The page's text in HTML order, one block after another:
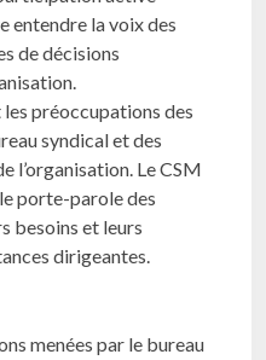
entendre la voix des
de décisions
préoccupations des
syndical et des
l’organisation. Le CSM
porte-parole des
besoins et leurs
dirigeantes.
menées par le bureau